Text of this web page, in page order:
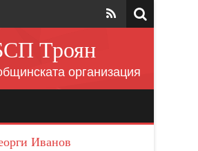
Троян
организация
Иванов